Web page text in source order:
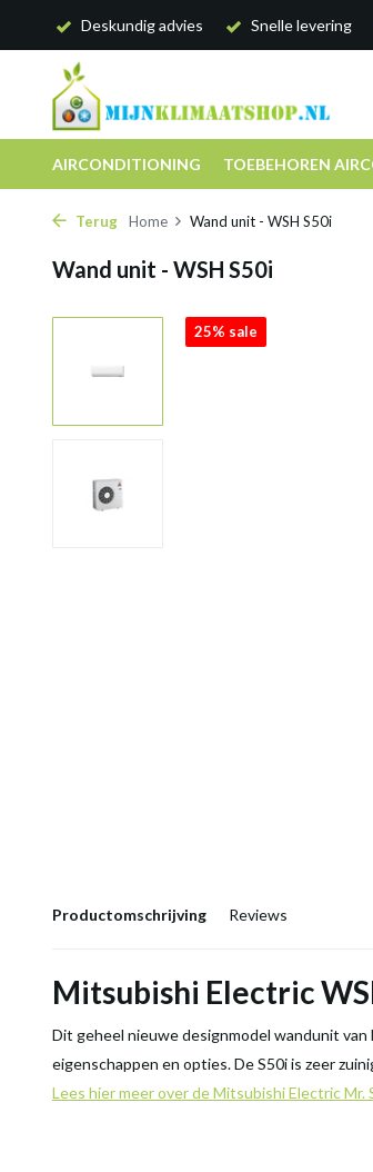
Deskundig advies Snelle levering
AIRCONDITIONING TOEBEHOREN
Terug Home Wand unit - WSH S50i
Wand unit - WSH S50i
25% sale
Productomschrijving Reviews
Mitsubishi Electric
Dit geheel nieuwe designmodel wandunit
eigenschappen en opties. De S50i is zeer
Lees hier meer over de Mitsubishi Electric Mr.